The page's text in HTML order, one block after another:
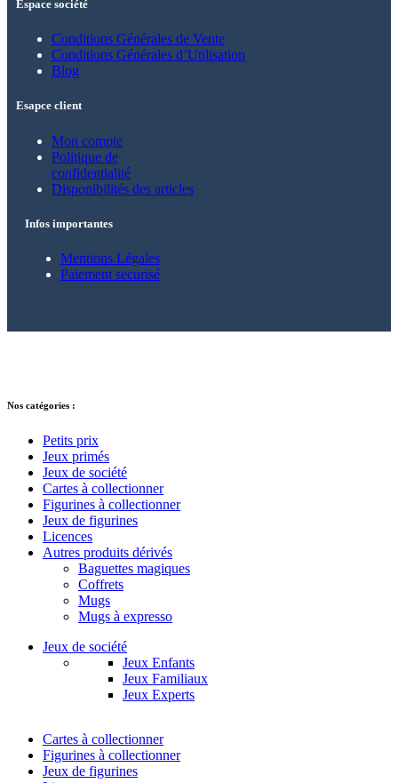
Espace société
Conditions Générales de Vente
Conditions Générales d’Utilisation
Blog
Esapce client
Mon compte
Politique de
confidentialité
Disponibilités des articles
Infos importantes
Mentions Légales
Paiement securisé
Nos catégories :
Petits prix
Jeux primés
Jeux de société
Cartes à collectionner
Figurines à collectionner
Jeux de figurines
Licences
Autres produits dérivés
Baguettes magiques
Coffrets
Mugs
Mugs à expresso
Jeux de société
Jeux Enfants
Jeux Familiaux
Jeux Experts
Cartes à collectionner
Figurines à collectionner
Jeux de figurines